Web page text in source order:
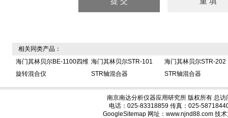
相关同类产品：
海门其林贝尔BE-1100四维
旋转混合仪
海门其林贝尔STR-101
STR轴混合器
海门其林贝尔STR-202
STR轴混合器
南京南达分析仪器应用研究所 版权所有 总访
电话：025-83318859 传真：025-
GoogleSitemap 网址：www.njnd88.com 技